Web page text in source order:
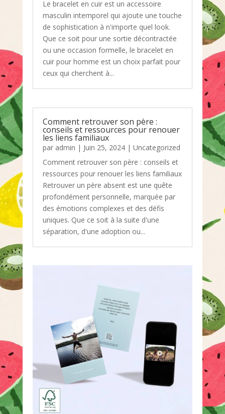
Le bracelet en cuir est un accessoire
masculin intemporel qui ajoute une touche
de sophistication à n'importe quel look.
Que ce soit pour une sortie décontractée
ou une occasion formelle, le bracelet en
cuir pour homme est un choix parfait pour
ceux qui cherchent à...
Comment retrouver son père :
conseils et ressources pour renouer
les liens familiaux
par admin | Juin 25, 2024| Uncategorized
Comment retrouver son père : conseils et
ressources pour renouer les liens familiaux
Retrouver un père absent est une quête
profondément personnelle, marquée par
des émotions complexes et des défis
uniques. Que ce soit à la suite d'une
séparation, d'une adoption ou...